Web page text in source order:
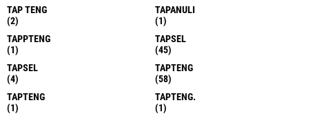
TAP TENG
(2)
TAPANULI
(1)
TAPPTENG
(1)
TAPSEL
(45)
TAPSEL
(4)
TAPTENG
(58)
TAPTENG
(1)
TAPTENG.
(1)